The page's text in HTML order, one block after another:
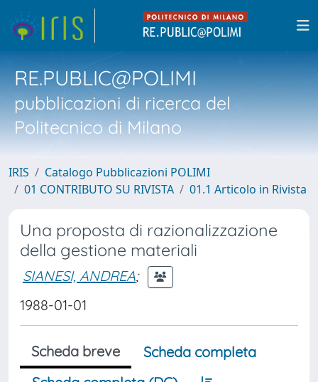
RE.PUBLIC@POLIMI
pubblicazioni di ricerca del
Politecnico di Milano
IRIS
Catalogo Pubblicazioni POLIMI
01 CONTRIBUTO SU RIVISTA
01.1 Articolo in Rivista
Una proposta di razionalizzazione
della gestione materiali
SIANESI, ANDREA;
1988-01-01
Scheda breve
Scheda completa